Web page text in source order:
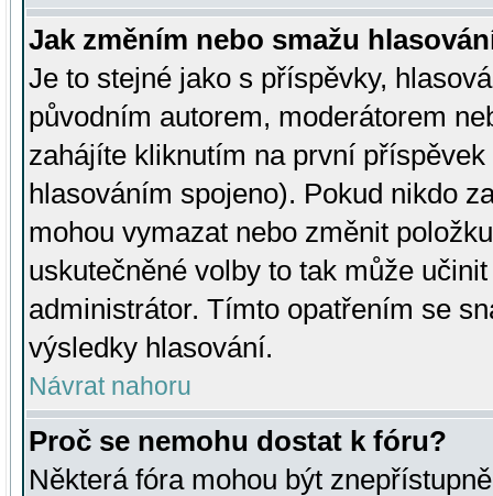
Jak změním nebo smažu
Je to stejné jako s příspěvky,
původním autorem, moderátorem
zahájíte kliknutím na první
hlasováním spojeno). Pokud nikdo
mohou vymazat nebo změnit
uskutečněné volby to tak může
administrátor. Tímto opatřením se
výsledky hlasování.
Návrat nahoru
Proč se nemohu dostat k fóru?
Některá fóra mohou být